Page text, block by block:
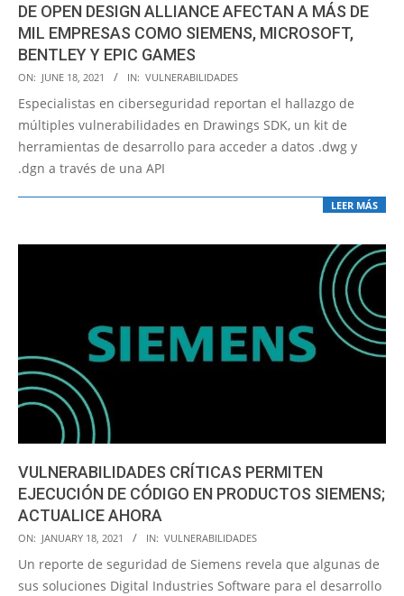
DE OPEN DESIGN ALLIANCE AFECTAN A MÁS DE
MIL EMPRESAS COMO SIEMENS, MICROSOFT,
BENTLEY Y EPIC GAMES
2021-
06-
ON: JUNE 18, 2021 IN: VULNERABILIDADES
Especialistas en ciberseguridad reportan el hallazgo de
múltiples vulnerabilidades en Drawings SDK, un kit de
herramientas de desarrollo para acceder a datos .dwg y
.dgn a través de una API
LEER MÁS
VULNERABILIDADES CRÍTICAS PERMITEN
EJECUCIÓN DE CÓDIGO EN PRODUCTOS SIEMENS;
ACTUALICE AHORA
2021-
01-
18
ON: JANUARY 18, 2021 IN: VULNERABILIDADES
Un reporte de seguridad de Siemens revela que algunas de
sus soluciones Digital Industries Software para el desarrollo